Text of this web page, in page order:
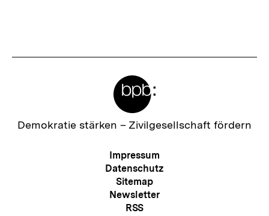
Zur
Demokratie stärken – Zivilgesellschaft fördern
Meta-
Navigation
Impressum
Datenschutz
Sitemap
Newsletter
RSS